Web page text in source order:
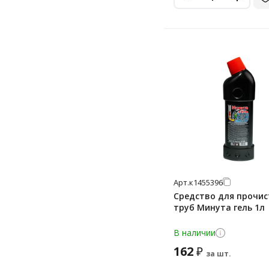
Арт.к1455396
Средство для
труб Минута гель 1л
В наличии
162₽ за шт.